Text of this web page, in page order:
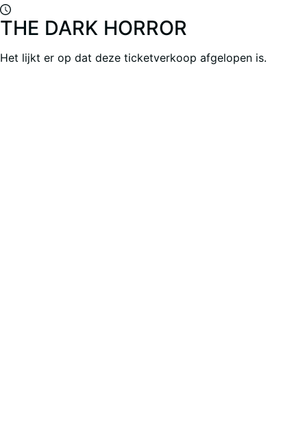
THE DARK HORROR
Het lijkt er op dat deze ticketverkoop afgelopen is.